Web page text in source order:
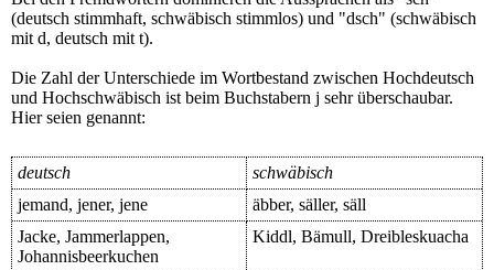
(deutsch stimmhaft, schwäbisch stimmlos) und "dsch" (schwäbisch
mit d, deutsch mit t).
Die Zahl der Unterschiede im Wortbestand zwischen Hochdeutsch
und Hochschwäbisch ist beim Buchstabern j sehr überschaubar.
Hier seien genannt:
deutsch
schwäbisch
jemand, jener, jene
äbber, säller, säll
Jacke, Jammerlappen,
Johannisbeerkuchen
Kiddl, Bämull, Dreibleskuacha